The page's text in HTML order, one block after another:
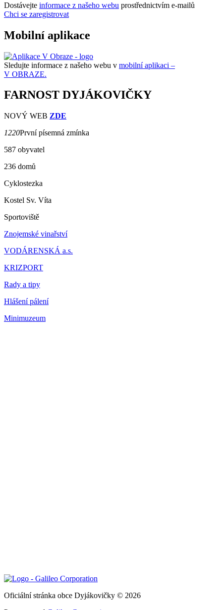
Dostávejte informace z našeho webu prostřednictvím e-mailů
Chci se zaregistrovat
Mobilní aplikace
Sledujte informace z našeho webu v mobilní aplikaci –
V OBRAZE.
FARNOST DYJÁKOVIČKY
NOVÝ WEB ZDE
1220První písemná zmínka
587 obyvatel
236 domů
Cyklostezka
Kostel Sv. Víta
Sportoviště
Znojemské vinařství
VODÁRENSKÁ a.s.
KRIZPORT
Rady a tipy
Hlášení pálení
Minimuzeum
Oficiální stránka obce Dyjákovičky © 2026